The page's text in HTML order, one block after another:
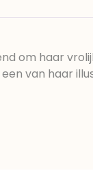
om haar
van haar